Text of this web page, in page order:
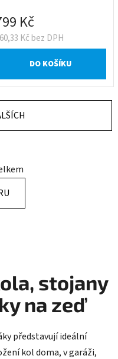
Kč bez DPH
Kč
DO KOŠÍKU
stojany
na zeď
představují ideální
kol doma, v garáži,